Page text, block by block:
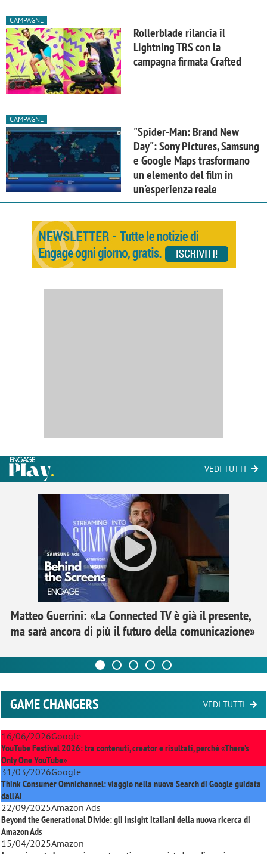
CAMPAGNE
Rollerblade rilancia il
Lightning TRS con la
campagna firmata Crafted
CAMPAGNE
"Spider-Man: Brand New
Day": Sony Pictures, Samsung
e Google Maps trasformano
un elemento del film in
un'esperienza reale
VEDI TUTTI
Matteo Guerrini: «La Connected TV è già il presente,
ma sarà ancora di più il futuro della comunicazione»
GAME CHANGERS VEDI TUTTI
16/06/2026Google
YouTube Festival 2026: tra contenuti, creator e risultati, perché «There’s
Only One YouTube»
31/03/2026Google
Think Consumer Omnichannel: viaggio nella nuova Search di Google guidata
dall'AI
22/09/2025Amazon Ads
Beyond the Generational Divide: gli insight italiani della nuova ricerca di
Amazon Ads
15/04/2025Amazon